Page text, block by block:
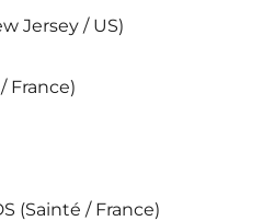
Jersey / US)
France)
(Sainté / France)